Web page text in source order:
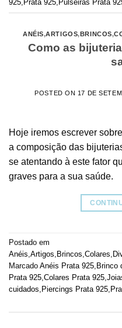
925 Prata 925 Pulseiras Prata
ANÉIS,ARTIGOS, BRINCOS,
Como as
POSTED ON 17 DE
Hoje iremos escrever
a composição das
se atentando à este fator
graves para a sua saúde.
Postado em
Anéis,Artigos, Brincos,Colares,
Marcado Anéis Prata 925, Brinco
Prata 925,Colares Prata 925,
cuidados, Piercings Prata 925,